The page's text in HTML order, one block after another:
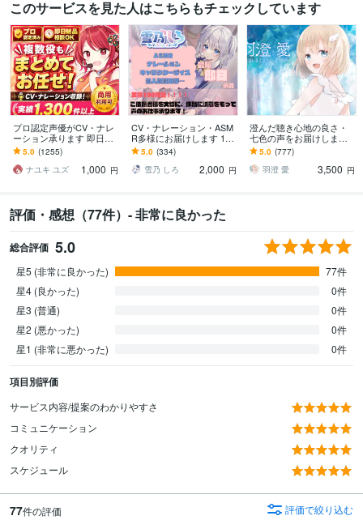
このサービスを見た人はこちらもチェックしています
プロ認定声優がCV・ナレ
ーション承ります 即日対
応・商用可・演じ分け対
応
5.0 (1255)
ナユキ ユズ
1,000 円
CV・ナレーション・ASM
R多様にお届けします 100
万超えのマイク、【KU10
0】で収録可能です！
5.0 (334)
雪乃 しろ
2,000 円
澄んだ聴き心地の良さ・
七色の声をお届けします
即日対応あり◎CV・ナレ
ーション・歌唱・音声編
集対応も可！
5.0 (777)
羽澄 愛
3,500 円
評価・感想（77件）- 非常に良かった
総合評価 5.0
星5 (非常に良かった)
77件
星4 (良かった)
0件
星3 (普通)
0件
星2 (悪かった)
0件
星1 (非常に悪かった)
0件
項目別評価
サービス内容/提案のわかりやすさ
コミュニケーション
クオリティ
スケジュール
77件の評価 評価で絞り込む